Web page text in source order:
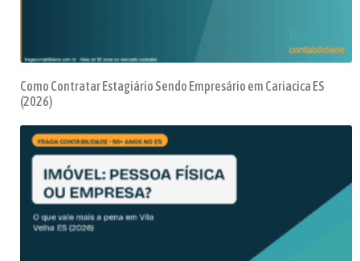
Como Contratar Estagiário Sendo Empresário em Cariacica ES
(2026)